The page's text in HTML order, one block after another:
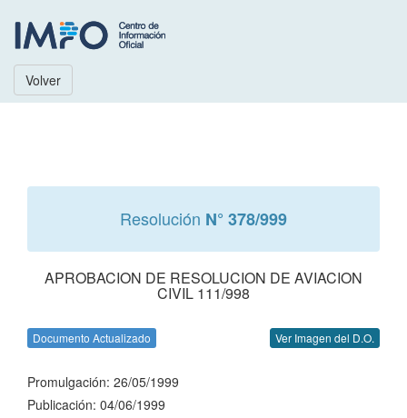
Volver
Resolución N° 378/999
APROBACION DE RESOLUCION DE AVIACION
CIVIL 111/998
Documento Actualizado Ver Imagen del D.O.
Promulgación: 26/05/1999
Publicación: 04/06/1999